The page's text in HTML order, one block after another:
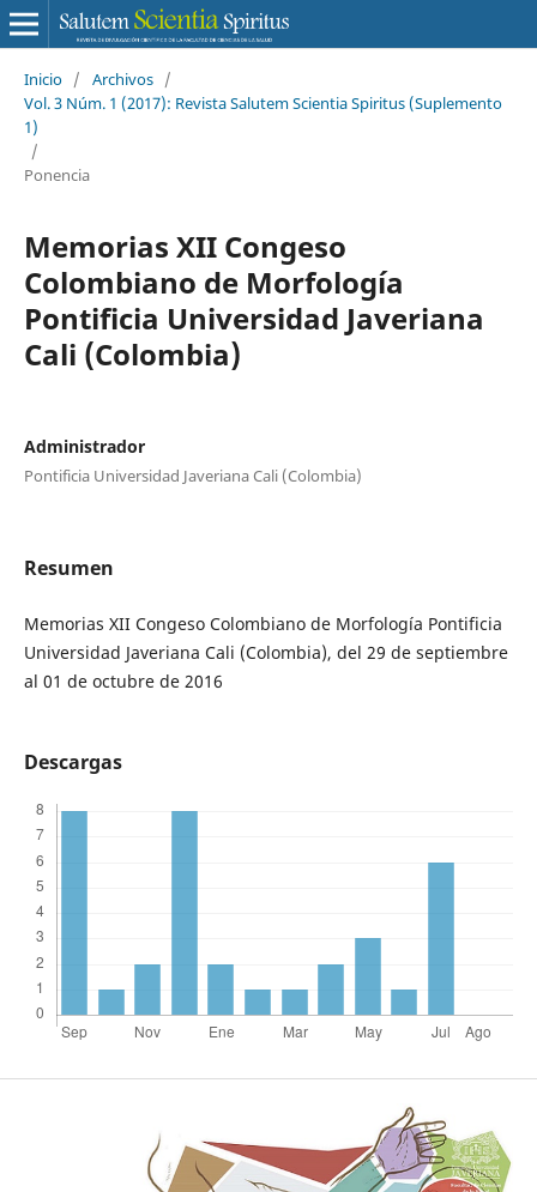
Inicio / Archivos /
Vol. 3 Núm. 1 (2017): Revista Salutem Scientia Spiritus (Suplemento
1)
/
Ponencia
Memorias XII Congeso
Colombiano de Morfología
Pontificia Universidad Javeriana
Cali (Colombia)
Administrador
Pontificia Universidad Javeriana Cali (Colombia)
Resumen
Memorias XII Congeso Colombiano de Morfología Pontificia
Universidad Javeriana Cali (Colombia), del 29 de septiembre
al 01 de octubre de 2016
Descargas